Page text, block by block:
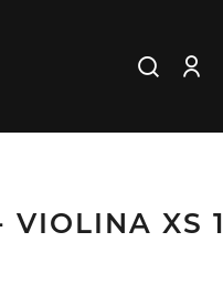
VIOLINA XS